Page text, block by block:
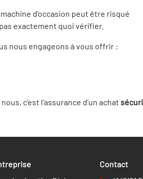
machine d’occasion peut être risqué
pas exactement quoi vérifier.
nous engageons à vous offrir :
c’est l’assurance d’un achat
​​Contact